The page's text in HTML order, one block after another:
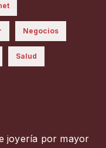
Negocios
Salud
joyería por mayor